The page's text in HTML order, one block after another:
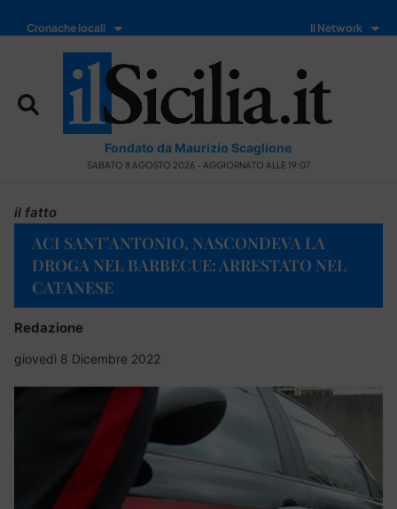
Cronache locali Il Network
Fondato da Maurizio Scaglione
SABATO 8 AGOSTO 2026 - AGGIORNATO ALLE 19:07
il fatto
ACI SANT’ANTONIO, NASCONDEVA LA
DROGA NEL BARBECUE: ARRESTATO NEL
CATANESE
Redazione
giovedì 8 Dicembre 2022